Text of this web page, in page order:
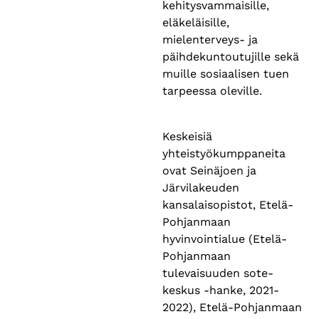
kehitysvammaisille,
eläkeläisille,
mielenterveys- ja
päihdekuntoutujille sekä
muille sosiaalisen tuen
tarpeessa oleville.
Keskeisiä
yhteistyökumppaneita
ovat Seinäjoen ja
Järvilakeuden
kansalaisopistot, Etelä-
Pohjanmaan
hyvinvointialue (Etelä-
Pohjanmaan
tulevaisuuden sote-
keskus -hanke, 2021-
2022), Etelä-Pohjanmaan